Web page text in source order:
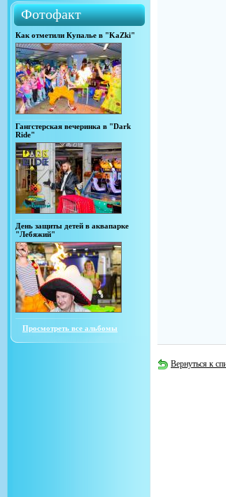
Фотофакт
Как отметили Купалье в "KaZki"
Гангстерская вечеринка в "Dark
Ride"
День защиты детей в аквапарке
"Лебяжий"
Просмотреть все альбомы
Вернуться к